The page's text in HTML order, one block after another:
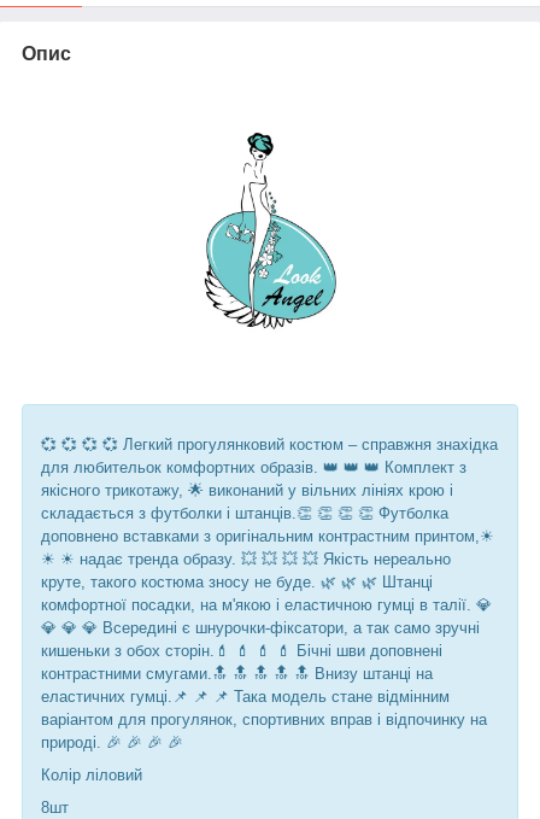
Опис
💞 💞 💞 💞 Легкий прогулянковий костюм – справжня знахідка
для любительок комфортних образів. 👑 👑 👑 Комплект з
якісного трикотажу, 🌟 виконаний у вільних лініях крою і
складається з футболки і штанців.👏 👏 👏 👏 Футболка
доповнено вставками з оригінальним контрастним принтом,☀
☀ ☀ надає тренда образу. 💥 💥 💥 💥 Якість нереально
круте, такого костюма зносу не буде. 🌿 🌿 🌿 Штанці
комфортної посадки, на м'якою і еластичною гумці в талії. 💎
💎 💎 💎 Всередині є шнурочки-фіксатори, а так само зручні
кишеньки з обох сторін.💄 💄 💄 💄 Бічні шви доповнені
контрастними смугами.🔝 🔝 🔝 🔝 🔝 Внизу штанці на
еластичних гумці.📌 📌 📌 Така модель стане відмінним
варіантом для прогулянок, спортивних вправ і відпочинку на
природі. 🎉 🎉 🎉 🎉
Колір ліловий
8шт